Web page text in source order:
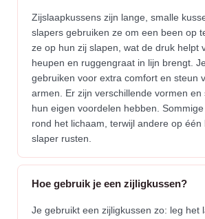
Zijslaapkussens zijn lange, smalle
slapers gebruiken ze om een been op
ze op hun zij slapen, wat de druk helpt
heupen en ruggengraat in lijn brengt.
gebruiken voor extra comfort en steun
armen. Er zijn verschillende vormen en
hun eigen voordelen hebben.
rond het lichaam, terwijl andere op één
slaper rusten.
Hoe gebruik je een zijligkussen?
Je gebruikt een zijligkussen zo: leg het